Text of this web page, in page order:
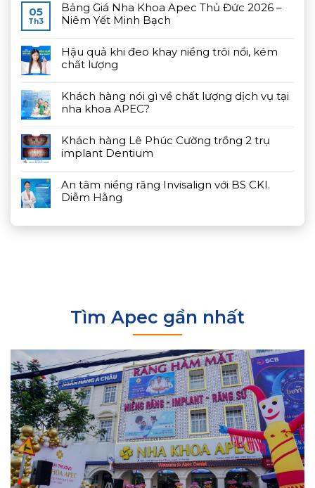
05
Th3
Bảng Giá Nha Khoa Apec Thủ Đức 2026 –
Niêm Yết Minh Bạch
Hậu quả khi đeo khay niềng trôi nổi, kém
chất lượng
Khách hàng nói gì về chất lượng dịch vụ tại
nha khoa APEC?
Khách hàng Lê Phúc Cường trồng 2 trụ
implant Dentium
An tâm niềng răng Invisalign với BS CKI.
Diễm Hằng
Tìm Apec gần nhất